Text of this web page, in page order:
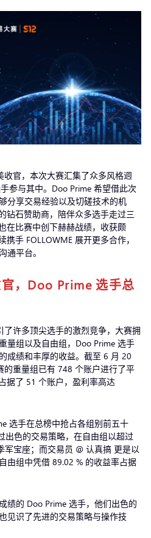
收官，本次大赛汇集了众多风格迥
参与其中。Doo Prime 希望借此次
分享交易经验以及切磋技术的机
钻石赞助商，陪伴众多选手走过三
在比赛中创下赫赫战绩，收获颇
手 FOLLOWME 展开更多合作，
通平台。
，Doo Prime 选手总
了许多顶尖选手的激烈竞争，大赛拥
量组以及自由组，Doo Prime 选手
成绩和丰厚的收益。截至 6 月 20
的重量组已有 748 个账户进行了平
据了 51 个账户，盈利率高达
选手在总榜中抢占各组别前五十
出色的交易策略，在自由组以超过
军宝座；而交易员 @ 认真搞 更是以
由组中凭借 89.02 % 的收益率占据
绩的 Doo Prime 选手，他们出色的
见识了先进的交易策略与操作技